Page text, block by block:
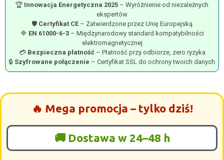
🏆 Innowacja Energetyczna 2025 – Wyróżnienie od niezależnych
ekspertów
🛡️ Certyfikat CE – Zatwierdzone przez Unię Europejską
🔷 EN 61000-6-3– Międzynarodowy standard kompatybilności
elektromagnetycznej
💳 Bezpieczna płatność– Płatność przy odbiorze, zero ryzyka
🔒 Szyfrowane połączenie – Certyfikat SSL do ochrony twoich danych
🔥 Mega promocja – tylko dziś!
🚚 Dostawa w 24–48 h